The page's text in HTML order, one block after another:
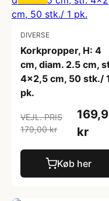
DIVERSE
Korkpropper, H: 4
cm, diam. 2.5 cm,
4x2,5 cm, 50 stk./ 1
pk.
VEJL. PRIS
179,00 kr
kr
Køb her